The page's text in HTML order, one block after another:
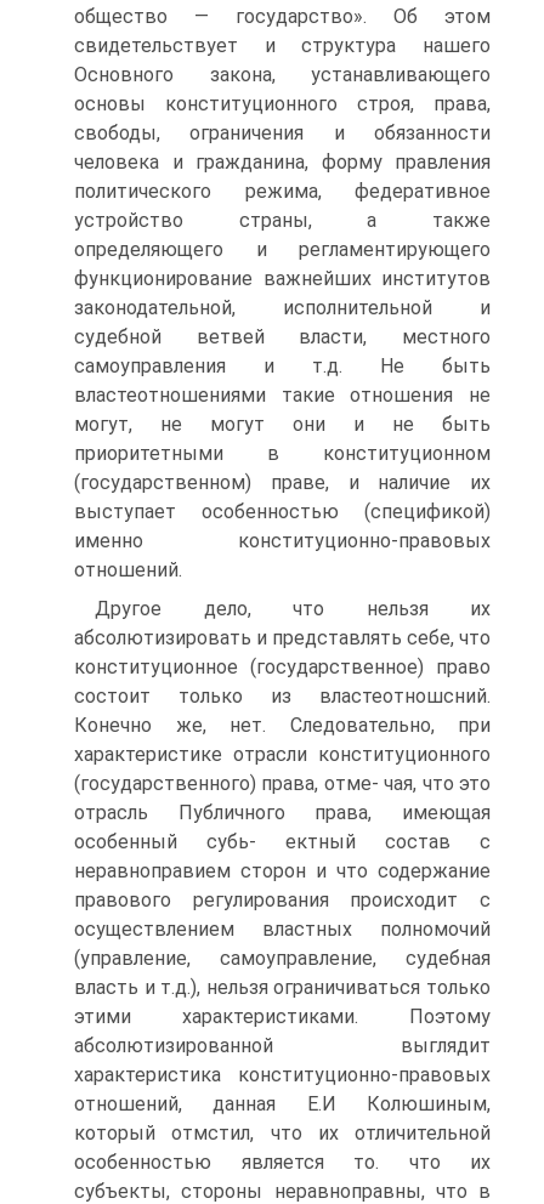
общество — государство». Об этом
свидетельствует и структура нашего
Основного закона, устанавливающего
основы конституционного строя, права,
свободы, ограничения и обязанности
человека и гражданина, форму правления
политического режима, федеративное
устройство страны, а также
определяющего и регламентирующего
функционирование важнейших институтов
законодательной, исполнительной и
судебной ветвей власти, местного
самоуправления и т.д. Не быть
властеотношениями такие отношения не
могут, не могут они и не быть
приоритетными в конституционном
(государственном) праве, и наличие их
выступает особенностью (спецификой)
именно конституционно-правовых
отношений.
Другое дело, что нельзя их
абсолютизировать и представлять себе, что
конституционное (государственное) право
состоит только из властеотношсний.
Конечно же, нет. Следовательно, при
характеристике отрасли конституционного
(государственного) права, отме- чая, что это
отрасль Публичного права, имеющая
особенный субь- ектный состав с
неравноправием сторон и что содержание
правового регулирования происходит с
осуществлением властных полномочий
(управление, самоуправление, судебная
власть и т.д.), нельзя ограничиваться только
этими характеристиками. Поэтому
абсолютизированной выглядит
характеристика конституционно-правовых
отношений, данная Е.И Колюшиным,
который отмстил, что их отличительной
особенностью является то. что их
субъекты, стороны неравноправны, что в